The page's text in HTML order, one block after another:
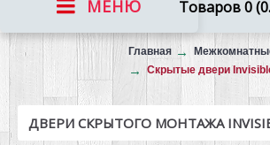
Товаров 0
МЕНЮ
Вызов на замер Главная
Скрытые двери
ДВЕРИ СКРЫТОГО МОНТАЖА